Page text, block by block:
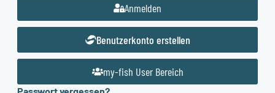
Anmelden
Benutzerkonto erstellen
my-fish User Bereich